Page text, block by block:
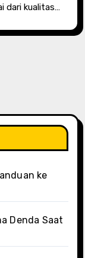
dari kualitas…
ke
Denda Saat